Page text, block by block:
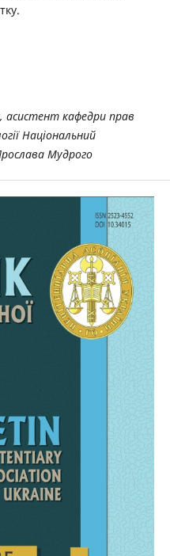
асистент кафедри прав
Національний
Мудрого